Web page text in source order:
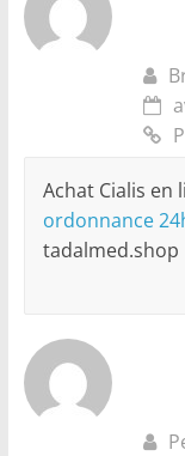
Achat Cialis en
ordonnance
tadalmed.shop